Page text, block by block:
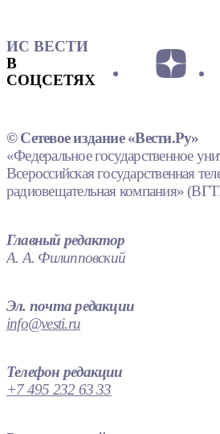
ИС ВЕСТИ
В
СОЦСЕТЯХ
© Сетевое издание «Вести.Ру»
«Федеральное государственное
Всероссийская государственная
радиовещательная компания»
Главный редактор
А. А. Филипповский
Эл. почта редакции
info@vesti.ru
Телефон редакции
+7 495 232 63 33